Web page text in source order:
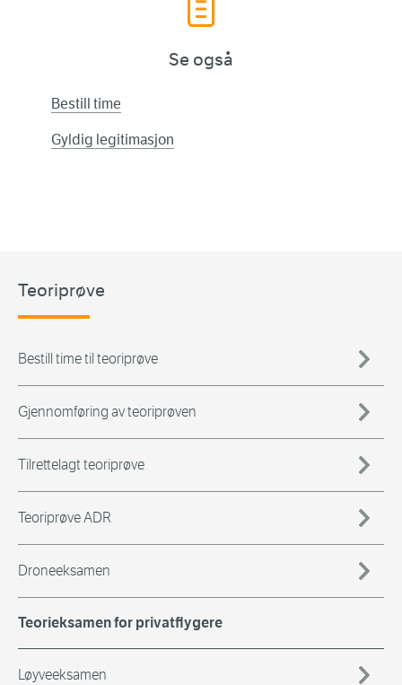
Se også
Bestill time
Gyldig legitimasjon
Teoriprøve
Bestill time til teoriprøve
Gjennomføring av teoriprøven
Tilrettelagt teoriprøve
Teoriprøve ADR
Droneeksamen
Teorieksamen for privatflygere
Løyveeksamen